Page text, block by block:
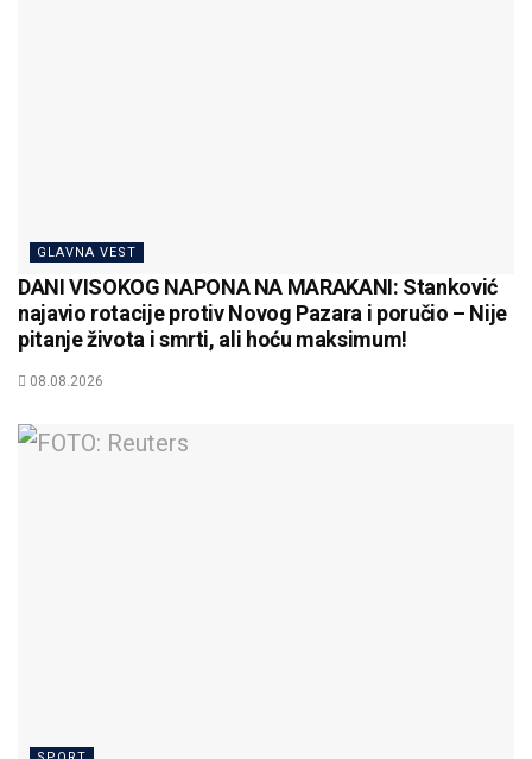
GLAVNA VEST
DANI VISOKOG NAPONA NA MARAKANI: Stanković
najavio rotacije protiv Novog Pazara i poručio – Nije
pitanje života i smrti, ali hoću maksimum!
08.08.2026